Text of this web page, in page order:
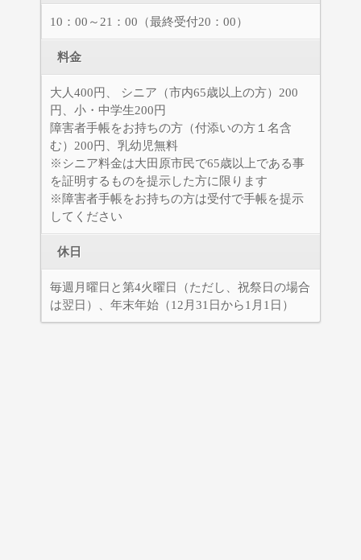
10：00～21：00（最終受付20：00）
料金
大人400円、 シニア（市内65歳以上の方）200
円、小・中学生200円
障害者手帳をお持ちの方（付添いの方１名含
む）200円、乳幼児無料
※シニア料金は大田原市民で65歳以上である事
を証明するものを提示した方に限ります
※障害者手帳をお持ちの方は受付で手帳を提示
してください
休日
毎週月曜日と第4火曜日（ただし、祝祭日の場合
は翌日）、年末年始（12月31日から1月1日）